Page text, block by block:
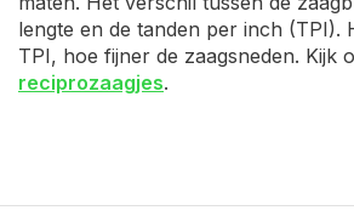
lengte en de tanden per inch (TPI).
TPI, hoe fijner de zaagsneden. Kijk
reciprozaagjes.